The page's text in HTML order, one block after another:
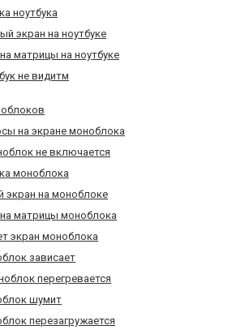
ноутбука
экран на ноутбуке
матрицы на ноутбуке
не видитм
на экране моноблока
не включается
моноблока
экран на моноблоке
матрицы моноблока
экран моноблока
зависает
перегревается
шумит
перезагружается